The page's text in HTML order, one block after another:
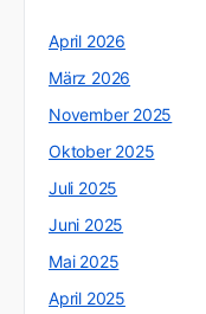
April 2026
März 2026
November 2025
Oktober 2025
Juli 2025
Juni 2025
Mai 2025
April 2025